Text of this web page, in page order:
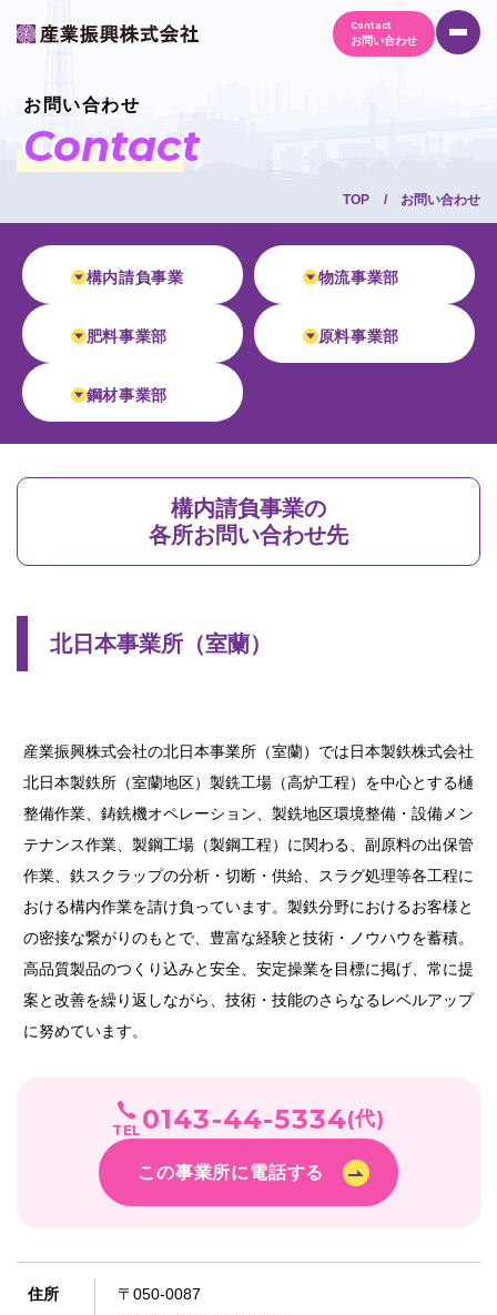
Contact
お問い合わせ
お問い合わせ
Contact
TOP お問い合わせ
構内請負事業 物流事業部
肥料事業部 原料事業部
鋼材事業部
構内請負事業の
各所お問い合わせ先
北日本事業所（室蘭）
産業振興株式会社の北日本事業所（室蘭）では日本製鉄株式会社
北日本製鉄所（室蘭地区）製銑工場（高炉工程）を中心とする樋
整備作業、鋳銑機オペレーション、製銑地区環境整備・設備メン
テナンス作業、製鋼工場（製鋼工程）に関わる、副原料の出保管
作業、鉄スクラップの分析・切断・供給、スラグ処理等各工程に
おける構内作業を請け負っています。製鉄分野におけるお客様と
の密接な繋がりのもとで、豊富な経験と技術・ノウハウを蓄積。
高品質製品のつくり込みと安全、安定操業を目標に掲げ、常に提
案と改善を繰り返しながら、技術・技能のさらなるレベルアップ
に努めています。
TEL 0143-44-5334(代)
この事業所に電話する
住所
〒050-0087